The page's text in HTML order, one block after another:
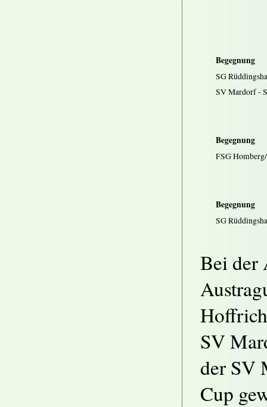
Begegnung
SG
SV Mardorf -
Begegnung
FSG
Begegnung
SG
Bei der
SV
der SV
Cup